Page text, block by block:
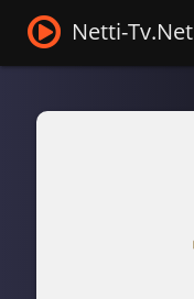
Netti-Tv.Net